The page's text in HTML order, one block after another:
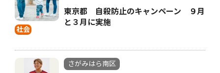
社会
東京都 自殺防止のキャンペーン ９月
と３月に実施
さがみはら南区